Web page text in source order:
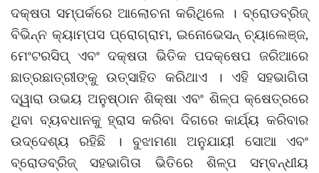
ଦକ୍ଷତା ସମ୍ପର୍କରେ ଆଲୋଚନା କରିଥିଲେ । ବ୍ରୋଡବ୍ରିଜ୍
ବିଭିନ୍ନ କ୍ୟାମ୍ପସ ପ୍ରୋଗ୍ରାମ, ଇନୋଭେସନ୍ ଚ୍ୟାଲେଞ୍ଜ,
ମେଂଟରସିପ୍ ଏବଂ ଦକ୍ଷତା ଭିତିକ ପଦକ୍ଷେପ ଜରିଆରେ
ଛାତ୍ରଛାତ୍ରୀଙ୍କୁ ଉତ୍ସାହିତ କରିଥାଏ । ଏହି ସହଭାଗିତା
ଦ୍ୱାରା ଉଭୟ ଅନୁଷ୍ଠାନ ଶିକ୍ଷା ଏବଂ ଶିଳ୍ପ କ୍ଷେତ୍ରରେ
ଥିବା ବ୍ୟବଧାନକୁ ହ୍ରାସ କରିବା ଦିଗରେ କାର୍ଯ୍ୟ କରିବାର
ଉଦ୍ଦେଶ୍ୟ ରହିଛି । ବୁଝାମଣା ଅନୁଯାୟୀ ସୋଆ ଏବଂ
ବ୍ରୋଡବ୍ରିଜ୍ ସହଭାଗିତା ଭିତିରେ ଶିଳ୍ପ ସମ୍ବନ୍ଧୀୟ